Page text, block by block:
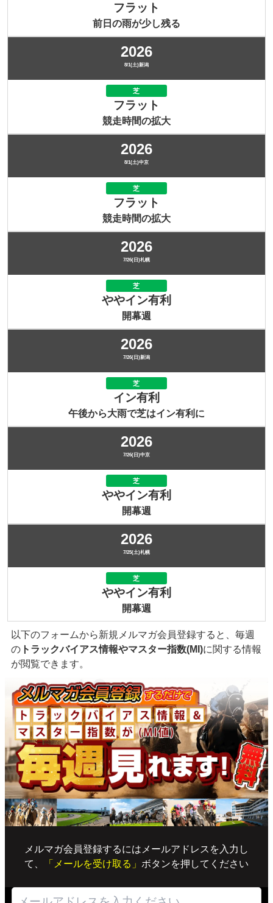
フラット
前日の雨が少し残る
2026
8/1(土)新潟
芝
フラット
競走時間の拡大
2026
8/1(土)中京
芝
フラット
競走時間の拡大
2026
7/26(日)札幌
芝
ややイン有利
開幕週
2026
7/26(日)新潟
芝
イン有利
午後から大雨で芝はイン有利に
2026
7/26(日)中京
芝
ややイン有利
開幕週
2026
7/25(土)札幌
芝
ややイン有利
開幕週
以下のフォームから新規メルマガ会員登録すると、毎週
の トラックバイアス情報やマスター指数(MI)に関する情報
が閲覧できます。
メルマガ会員登録するにはメールアドレスを入力し
て、
「メールを受け取る」 ボタンを押してください